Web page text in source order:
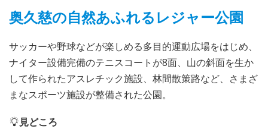
奥久慈の自然あふれるレジャー公園
サッカーや野球などが楽しめる多目的運動広場をはじめ、
ナイター設備完備のテニスコートが8面、山の斜面を生か
して作られたアスレチック施設、林間散策路など、さまざ
まなスポーツ施設が整備された公園。
見どころ